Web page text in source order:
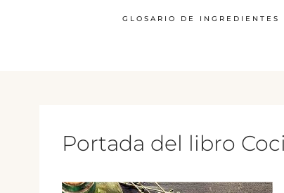
GLOSARIO DE INGREDIENTES
Portada del libro